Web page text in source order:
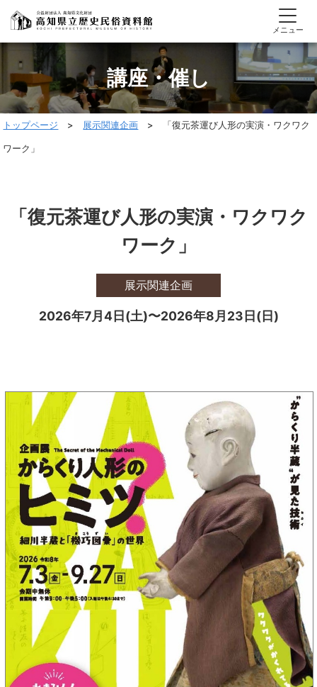
メニュー
講座・催し
トップページ > 展示関連企画 > 「復元茶運び人形の実演・ワクワク
ワーク」
「復元茶運び人形の実演・ワクワク
ワーク」
展示関連企画
2026年7月4日(土)〜2026年8月23日(日)